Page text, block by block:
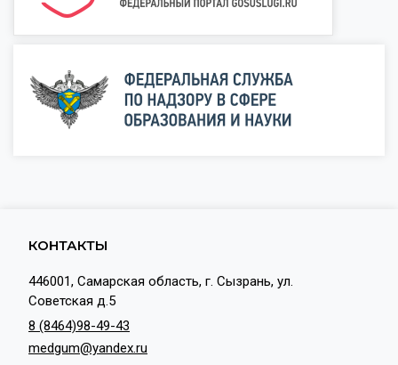
КОНТАКТЫ
446001, Самарская область, г. Сызрань, ул.
Советская д.5
8 (8464)98-49-43
medgum@yandex.ru